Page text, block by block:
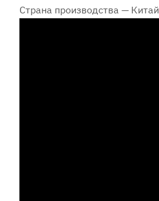
Страна производства — Китай